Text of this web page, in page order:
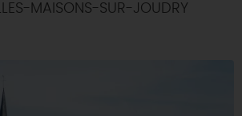
MAISONS-SUR-JOUDRY